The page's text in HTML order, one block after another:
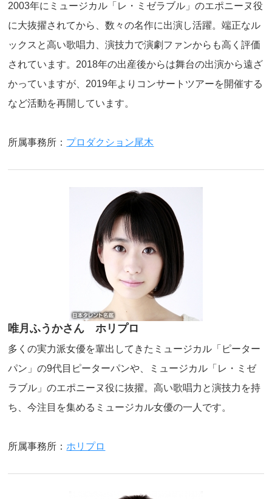
2003年にミュージカル「レ・ミゼラブル」のエポニーヌ役
に大抜擢されてから、数々の名作に出演し活躍。端正なル
ックスと高い歌唱力、演技力で演劇ファンからも高く評価
されています。2018年の出産後からは舞台の出演から遠ざ
かっていますが、2019年よりコンサートツアーを開催する
など活動を再開しています。
所属事務所： プロダクション尾木
唯月ふうかさん ホリプロ
多くの実力派女優を輩出してきたミュージカル「ピーター
パン」の9代目ピーターパンや、ミュージカル「レ・ミゼ
ラブル」のエポニーヌ役に抜擢。高い歌唱力と演技力を持
ち、今注目を集めるミュージカル女優の一人です。
所属事務所： ホリプロ